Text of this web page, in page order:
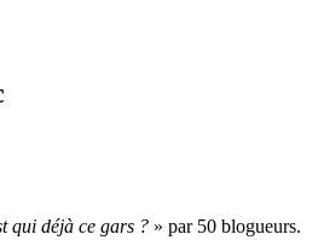
qui déjà ce gars ? » par 50 blogueurs.